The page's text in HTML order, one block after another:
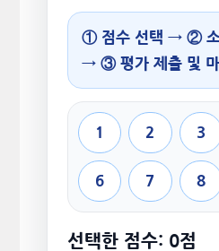
① 점수 선택 → ② 소
→ ③ 평가 제출 및 마
1 2 3
6 7 8
선택한 점수: 0점